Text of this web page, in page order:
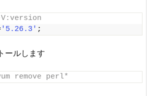
'5.26.3' ;
ールします
remove perl*